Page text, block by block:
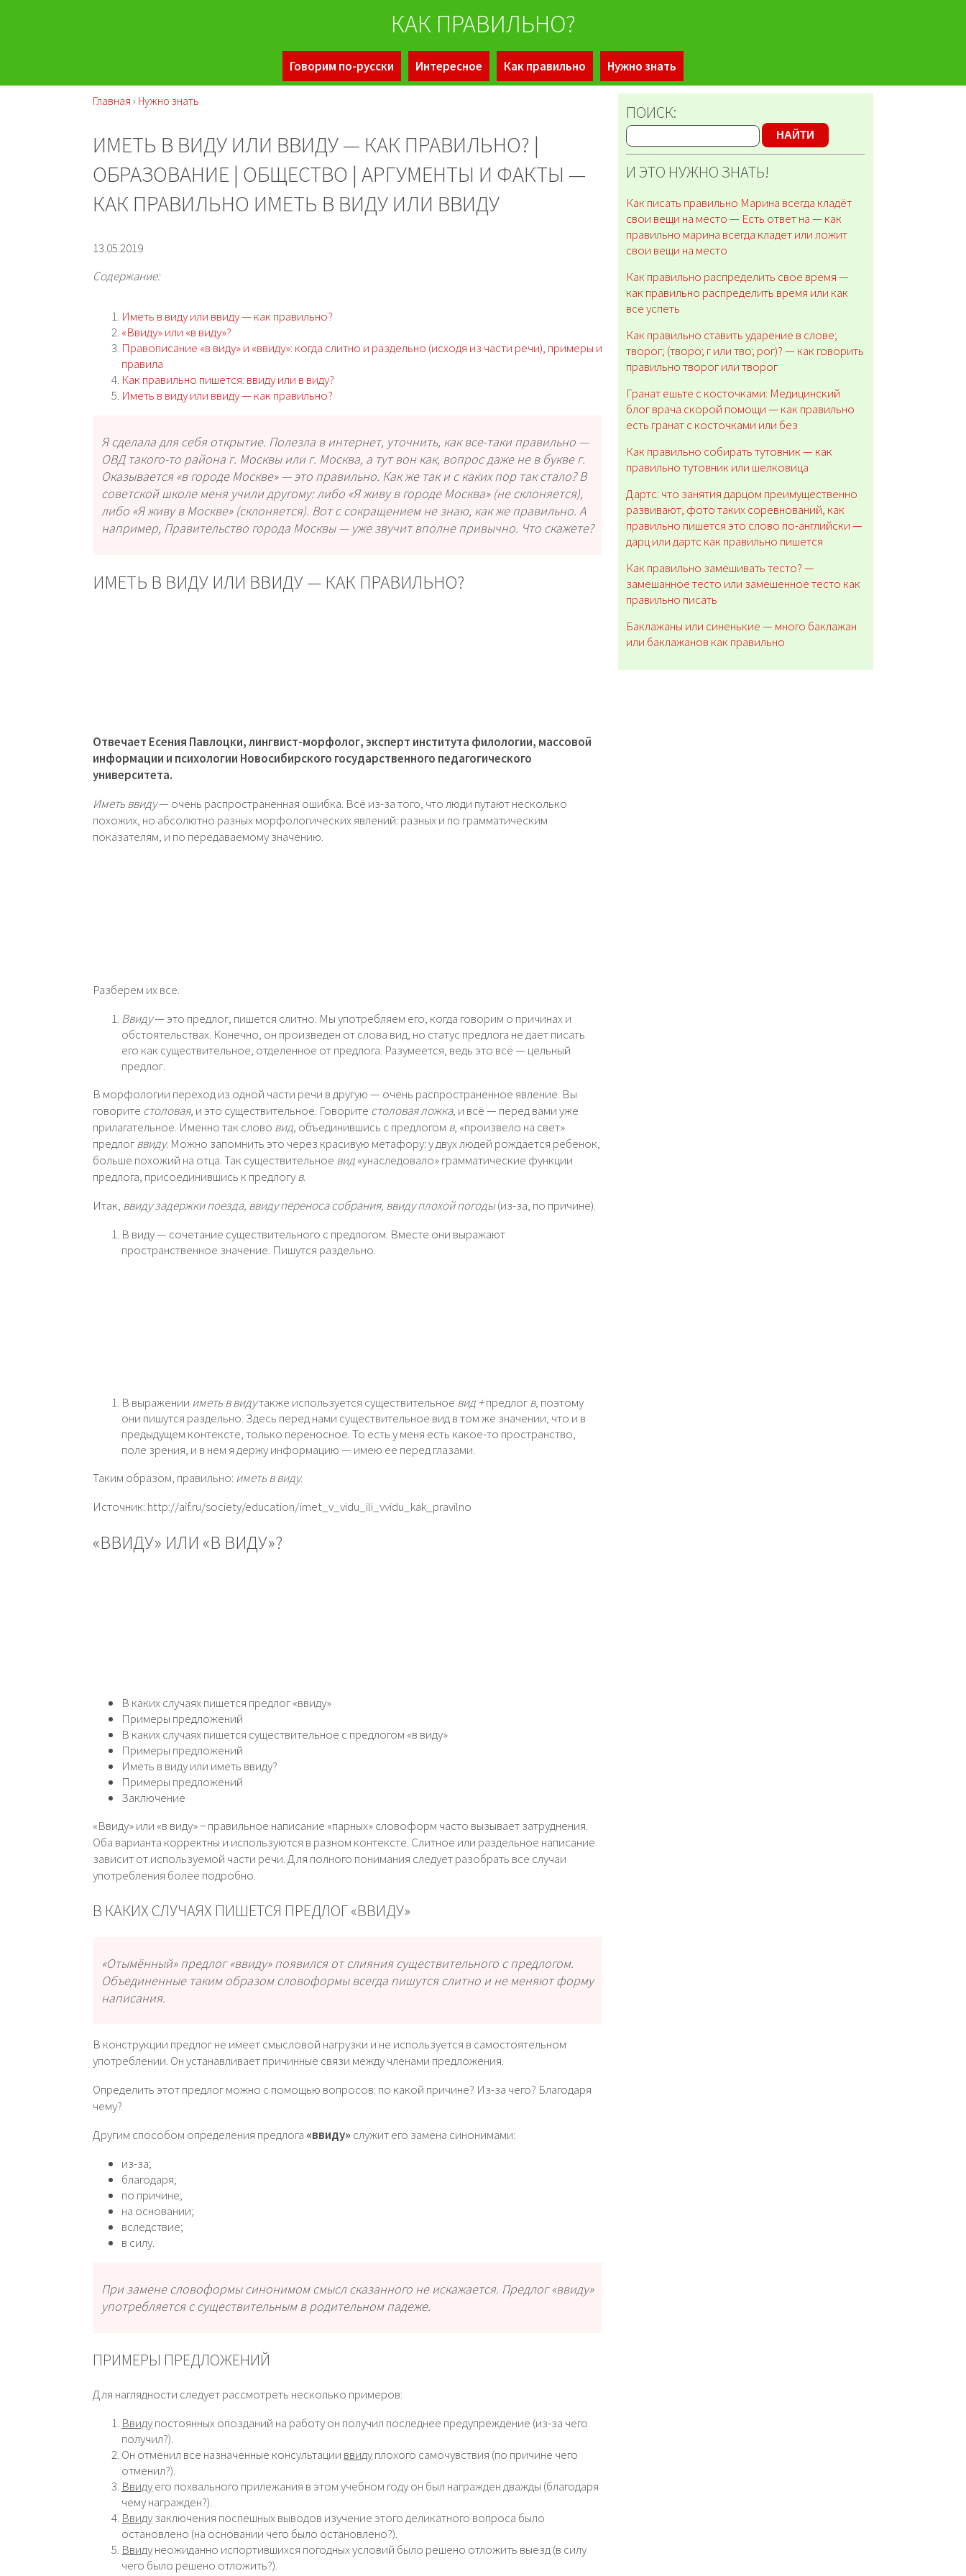
КАК ПРАВИЛЬНО?
Говорим по-русски Интересное Как правильно Нужно знать
Главная › Нужно знать
ИМЕТЬ В ВИДУ ИЛИ ВВИДУ — КАК ПРАВИЛЬНО? |
ОБРАЗОВАНИЕ | ОБЩЕСТВО | АРГУМЕНТЫ И ФАКТЫ —
КАК ПРАВИЛЬНО ИМЕТЬ В ВИДУ ИЛИ ВВИДУ
13.05.2019
Содержание:
Иметь в виду или ввиду — как правильно?
«Ввиду» или «в виду»?
Правописание «в виду» и «ввиду»: когда слитно и раздельно (исходя из части речи), примеры и
правила
Как правильно пишется: ввиду или в виду?
Иметь в виду или ввиду — как правильно?
Я сделала для себя открытие. Полезла в интернет, уточнить, как все-таки правильно —
ОВД такого-то района г. Москвы или г. Москва, а тут вон как, вопрос даже не в букве г.
Оказывается «в городе Москве» — это правильно. Как же так и с каких пор так стало? В
советской школе меня учили другому: либо «Я живу в городе Москва» (не склоняется),
либо «Я живу в Москве» (склоняется). Вот с сокращением не знаю, как же правильно. А
например, Правительство города Москвы — уже звучит вполне привычно. Что скажете?
ИМЕТЬ В ВИДУ ИЛИ ВВИДУ — КАК ПРАВИЛЬНО?
Отвечает Есения Павлоцки, лингвист-морфолог, эксперт института филологии, массовой
информации и психологии Новосибирского государственного педагогического
университета.
Иметь ввиду— очень распространенная ошибка. Всё из-за того, что люди путают несколько
похожих, но абсолютно разных морфологических явлений: разных и по грамматическим
показателям, и по передаваемому значению.
Разберем их все.
Ввиду— это предлог, пишется слитно. Мы употребляем его, когда говорим о причинах и
обстоятельствах. Конечно, он произведен от слова вид, но статус предлога не дает писать
его как существительное, отделенное от предлога. Разумеется, ведь это всё — цельный
предлог.
В морфологии переход из одной части речи в другую — очень распространенное явление. Вы
говорите столовая, и это существительное. Говорите столовая ложка, и всё — перед вами уже
прилагательное. Именно так слово вид, объединившись с предлогом в, «произвело на свет»
предлогввиду. Можно запомнить это через красивую метафору: у двух людей рождается ребенок,
больше похожий на отца. Так существительное вид«унаследовало» грамматические функции
предлога, присоединившись к предлогув.
Итак, ввиду задержки поезда, ввиду переноса собрания, ввиду плохой погоды(из-за, по причине).
В виду — сочетание существительного с предлогом. Вместе они выражают
пространственное значение. Пишутся раздельно.
В выражении иметь в видутакже используется существительное вид +предлогв, поэтому
они пишутся раздельно. Здесь перед нами существительное вид в том же значении, что и в
предыдущем контексте, только переносное. То есть у меня есть какое-то пространство,
поле зрения, и в нем я держу информацию — имею ее перед глазами.
Таким образом, правильно: иметь в виду.
Источник: http://aif.ru/society/education/imet_v_vidu_ili_vvidu_kak_pravilno
«ВВИДУ» ИЛИ «В ВИДУ»?
В каких случаях пишется предлог «ввиду»
Примеры предложений
В каких случаях пишется существительное с предлогом «в виду»
Примеры предложений
Иметь в виду или иметь ввиду?
Примеры предложений
Заключение
«Ввиду» или «в виду» − правильное написание «парных» словоформ часто вызывает затруднения.
Оба варианта корректны и используются в разном контексте. Слитное или раздельное написание
зависит от используемой части речи. Для полного понимания следует разобрать все случаи
употребления более подробно.
В КАКИХ СЛУЧАЯХ ПИШЕТСЯ ПРЕДЛОГ «ВВИДУ»
«Отымённый» предлог «ввиду» появился от слияния существительного с предлогом.
Объединенные таким образом словоформы всегда пишутся слитно и не меняют форму
написания.
В конструкции предлог не имеет смысловой нагрузки и не используется в самостоятельном
употреблении. Он устанавливает причинные связи между членами предложения.
Определить этот предлог можно с помощью вопросов: по какой причине? Из-за чего? Благодаря
чему?
Другим способом определения предлога «ввиду» служит его замена синонимами:
из-за;
благодаря;
по причине;
на основании;
вследствие;
в силу.
При замене словоформы синонимом смысл сказанного не искажается. Предлог «ввиду»
употребляется с существительным в родительном падеже.
ПРИМЕРЫ ПРЕДЛОЖЕНИЙ
Для наглядности следует рассмотреть несколько примеров:
Ввидупостоянных опозданий на работу он получил последнее предупреждение (из-за чего
получил?).
Он отменил все назначенные консультации ввидуплохого самочувствия (по причине чего
отменил?).
Ввидуего похвального прилежания в этом учебном году он был награжден дважды (благодаря
чему награжден?).
Ввидузаключения поспешных выводов изучение этого деликатного вопроса было
остановлено (на основании чего было остановлено?).
Ввидунеожиданно испортившихся погодных условий было решено отложить выезд (в силу
чего было решено отложить?).
ПОИСК:
НАЙТИ
И ЭТО НУЖНО ЗНАТЬ!
Как писать правильно Марина всегда кладёт
свои вещи на место — Есть ответ на — как
правильно марина всегда кладет или ложит
свои вещи на место
Как правильно распределить свое время —
как правильно распределить время или как
все успеть
Как правильно ставить ударение в слове;
творог; (творо; г или тво; рог)? — как говорить
правильно творог или творог
Гранат ешьте с косточками: Медицинский
блог врача скорой помощи — как правильно
есть гранат с косточками или без
Как правильно собирать тутовник — как
правильно тутовник или шелковица
Дартс: что занятия дарцом преимущественно
развивают, фото таких соревнований, как
правильно пишется это слово по-английски —
дарц или дартс как правильно пишется
Как правильно замешивать тесто? —
замешанное тесто или замешенное тесто как
правильно писать
Баклажаны или синенькие — много баклажан
или баклажанов как правильно